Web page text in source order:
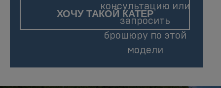
ХОЧУ ТАКОЙ КАТЕР
консультацию или
запросить
брошюру по этой
модели